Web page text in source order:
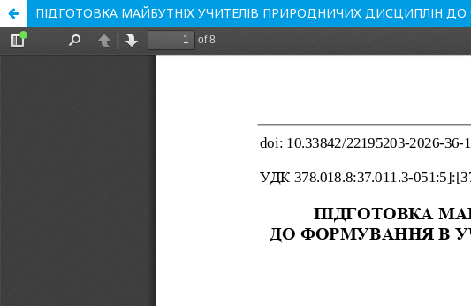
ПІДГОТОВКА МАЙБУТНІХ УЧИТЕЛІВ ПРИРОДНИЧИХ ДИСЦИПЛІН